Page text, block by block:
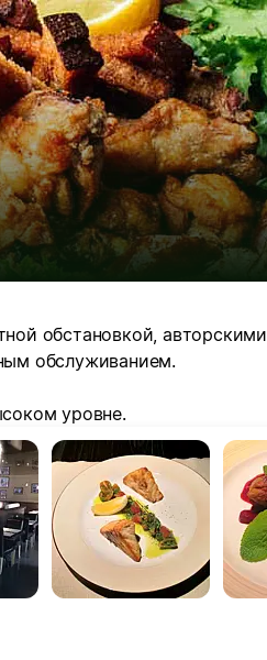
обстановкой, авторскими
обслуживанием.
уровне.